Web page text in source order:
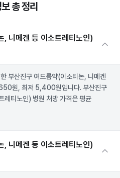
총 정리
, 니메겐 등 이소트레티노인)
부산진구 여드름약(이소티논, 니메겐
원, 최저 5,400원입니다. 부산진구
레티노인) 병원 처방 가격은 평균
, 니메겐 등 이소트레티노인)